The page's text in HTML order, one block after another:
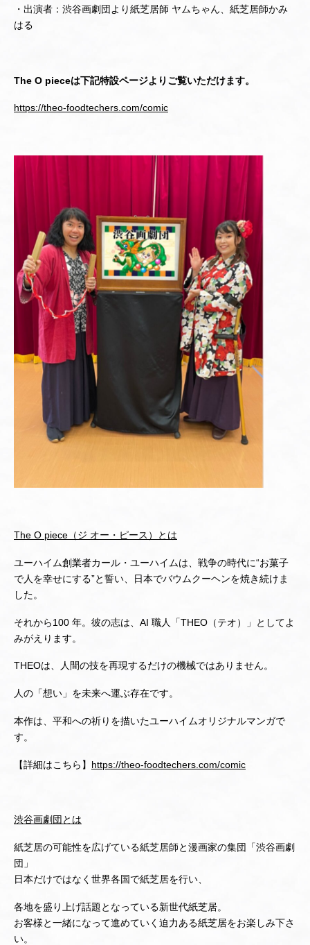
・出演者：渋谷画劇団より紙芝居師 ヤムちゃん、紙芝居師かみ
はる
The O pieceは下記特設ページよりご覧いただけます。
https://theo-foodtechers.com/comic
The O piece（ジ オー・ピース）とは
ユーハイム創業者カール・ユーハイムは、戦争の時代に“お菓子
で人を幸せにする”と誓い、日本でバウムクーヘンを焼き続けま
した。
それから100 年。彼の志は、AI 職人「THEO（テオ）」としてよ
みがえります。
THEOは、人間の技を再現するだけの機械ではありません。
人の「想い」を未来へ運ぶ存在です。
本作は、平和への祈りを描いたユーハイムオリジナルマンガで
す。
【詳細はこちら】 https://theo-foodtechers.com/comic
渋谷画劇団とは
紙芝居の可能性を広げている紙芝居師と漫画家の集団「渋谷画劇
団」
日本だけではなく世界各国で紙芝居を行い、
各地を盛り上げ話題となっている新世代紙芝居。
お客様と一緒になって進めていく迫力ある紙芝居をお楽しみ下さ
い。